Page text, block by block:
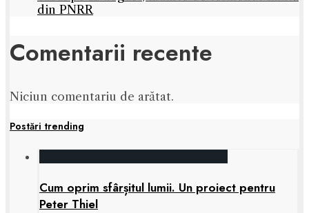
din PNRR
Comentarii recente
Niciun comentariu de arătat.
Postări trending
Cum oprim sfârșitul lumii. Un proiect pentru
Peter Thiel